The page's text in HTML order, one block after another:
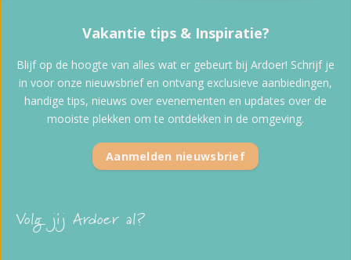
Volg jij Ardoer al?
Vakantie tips & Inspiratie?
Blijf op de hoogte van alles wat er gebeurt bij Ardoer! Schrijf je
in voor onze nieuwsbrief en ontvang exclusieve aanbiedingen,
handige tips, nieuws over evenementen en updates over de
mooiste plekken om te ontdekken in de omgeving.
Aanmelden nieuwsbrief